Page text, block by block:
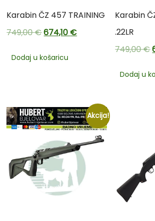
Karabin ČZ 457 TRAINING
749,00€674,10 €
Dodaj u košaricu
Karabin
.22LR
749,00€
Dodaj u
Akcija!